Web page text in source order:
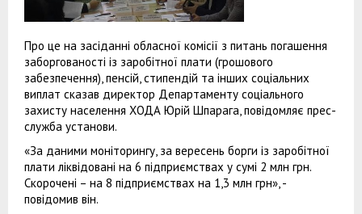
Про це на засіданні обласної комісії з питань погашення
заборгованості із заробітної плати (грошового
забезпечення), пенсій, стипендій та інших соціальних
виплат сказав директор Департаменту соціального
захисту населення ХОДА Юрій Шпарага, повідомляє прес-
служба установи.
«За даними моніторингу, за вересень борги із заробітної
плати ліквідовані на 6 підприємствах у сумі 2 млн грн.
Скорочені – на 8 підприємствах на 1,3 млн грн», -
повідомив він.